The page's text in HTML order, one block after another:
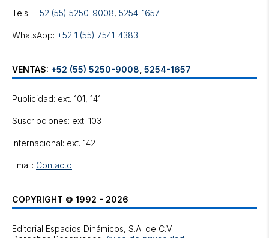
Tels.: +52 (55) 5250-9008, 5254-1657
WhatsApp: +52 1 (55) 7541-4383
VENTAS: +52 (55) 5250-9008 5254-1657
Publicidad: ext. 101, 141
Suscripciones: ext. 103
Internacional: ext. 142
Email: Contacto
COPYRIGHT © 1992 - 2026
Editorial Espacios Dinámicos, S.A. de C.V.